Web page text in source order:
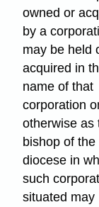
owned or
by a
may be held
acquired in
name of that
corporation
otherwise as
bishop of the
diocese in
such
situated may